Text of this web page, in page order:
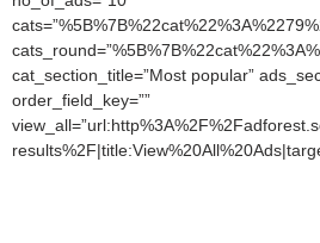
cat_section_title=”Most popular”
order_field_key=””